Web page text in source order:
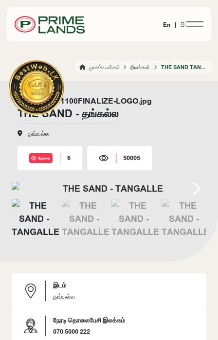
En | සිං
முகப்பு பக்கம் நிலங்கள் THE SAND TANGALLE
THE SAND - தங்கல்ல
தங்கல்ல
நேரலை 6 50005
இடம்
தங்கல்ல
நேரடி தொலைபேசி இலக்கம்
070 5000 222